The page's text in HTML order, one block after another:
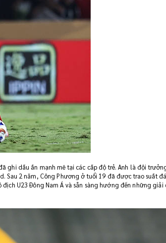
dấu ấn mạnh mẽ tại các cấp độ trẻ. Anh là đội
Sau 2 năm, Công Phương ở tuổi 19 đã được trao suất
U23 Đông Nam Á và sẵn sàng hướng đến những